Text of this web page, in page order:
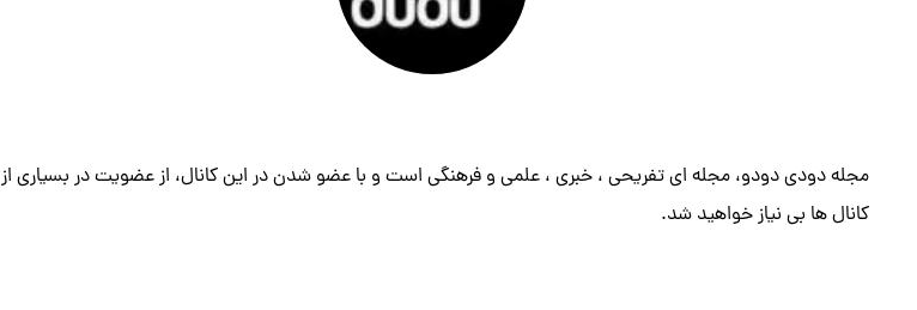
مجله دودی دودو، مجله ای تفریحی ، خبری ، علمی و فرهنگی است و با عضو شدن در این کانال، از عضویت در بسیاری از
کانال ها بی نیاز خواهید شد.